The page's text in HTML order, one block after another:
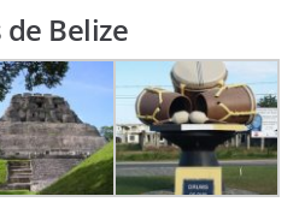
Belize